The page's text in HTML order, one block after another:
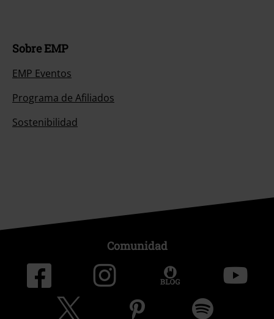
Sobre EMP
EMP Eventos
Programa de Afiliados
Sostenibilidad
Comunidad